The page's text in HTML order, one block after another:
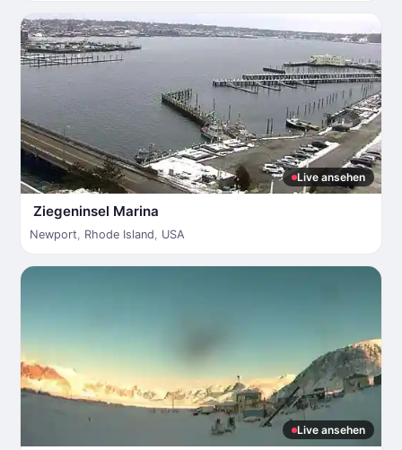
Live ansehen
Ziegeninsel Marina
Newport, Rhode Island, USA
Live ansehen